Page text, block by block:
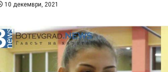
10 декември, 2021